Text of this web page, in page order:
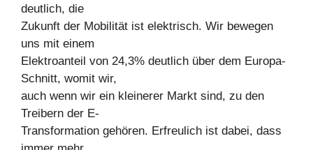
deutlich, die
Zukunft der Mobilität ist elektrisch. Wir bewegen
uns mit einem
Elektroanteil von 24,3% deutlich über dem Europa-
Schnitt, womit wir,
auch wenn wir ein kleinerer Markt sind, zu den
Treibern der E-
Transformation gehören. Erfreulich ist dabei, dass